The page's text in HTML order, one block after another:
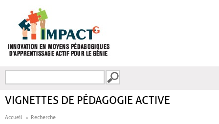
FORMULAIRE DE
VIGNETTES DE PÉDAGOGIE ACTIVE
Accueil Recherche